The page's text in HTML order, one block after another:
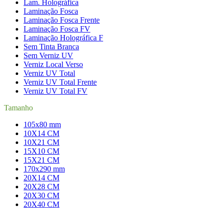
Lam. Holográfica
Laminação Fosca
Laminação Fosca Frente
Laminação Fosca FV
Laminação Holográfica F
Sem Tinta Branca
Sem Verniz UV
Verniz Local Verso
Verniz UV Total
Verniz UV Total Frente
Verniz UV Total FV
Tamanho
105x80 mm
10X14 CM
10X21 CM
15X10 CM
15X21 CM
170x290 mm
20X14 CM
20X28 CM
20X30 CM
20X40 CM